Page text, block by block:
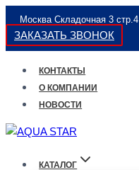
Перейти
содержимому
Москва Складочная 3 стр.4
ЗАКАЗАТЬ ЗВОНОК
КОНТАКТЫ
О КОМПАНИИ
НОВОСТИ
КАТАЛОГ